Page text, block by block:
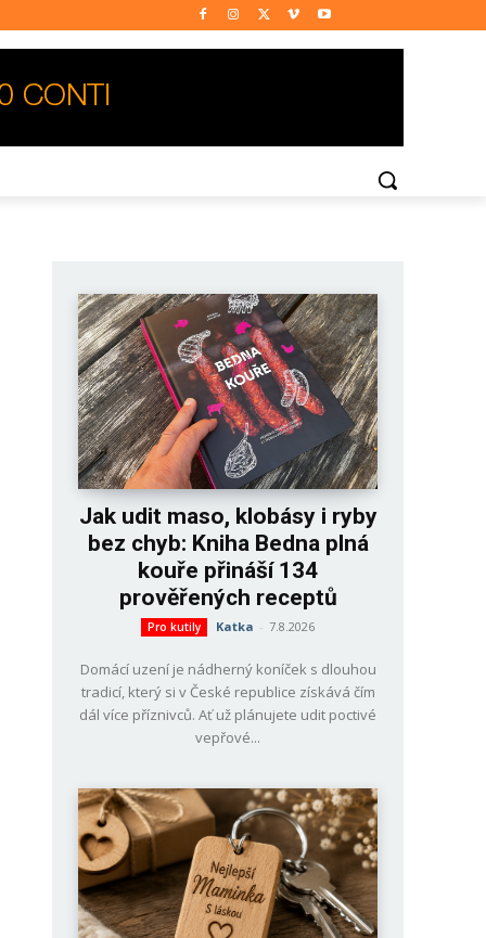
Jak udit maso, klobásy i ryby
bez chyb: Kniha Bedna plná
kouře přináší 134
prověřených receptů
Pro kutily Katka - 7.8.2026
Domácí uzení je nádherný koníček s dlouhou
tradicí, který si v České republice získává čím
dál více příznivců. Ať už plánujete udit poctivé
vepřové...